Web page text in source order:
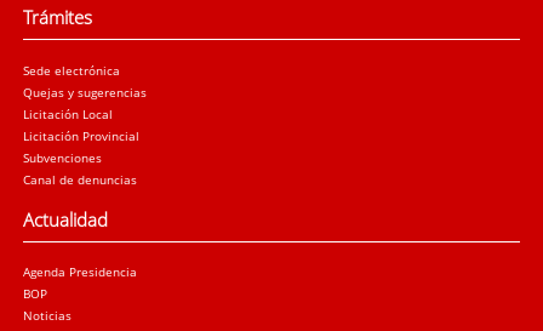
Trámites
Sede electrónica
Quejas y sugerencias
Licitación Local
Licitación Provincial
Subvenciones
Canal de denuncias
Actualidad
Agenda Presidencia
BOP
Noticias